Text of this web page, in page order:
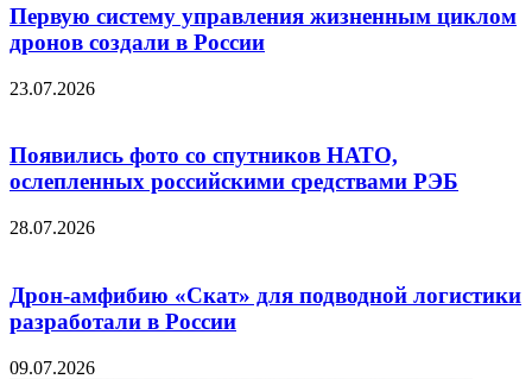
Первую систему управления жизненным циклом
дронов создали в России
23.07.2026
Появились фото со спутников НАТО,
ослепленных российскими средствами РЭБ
28.07.2026
Дрон-амфибию «Скат» для подводной логистики
разработали в России
09.07.2026